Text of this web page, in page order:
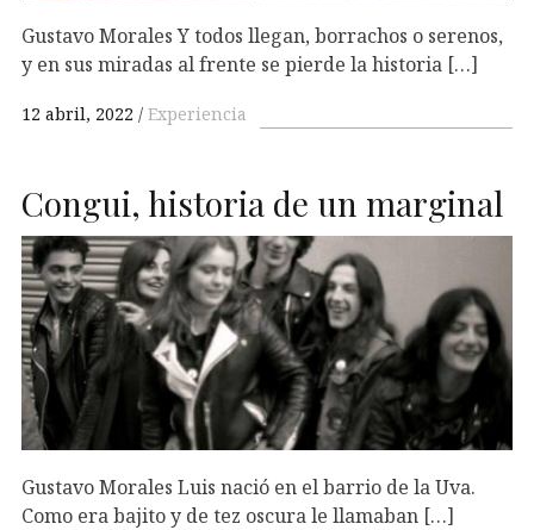
Gustavo Morales Y todos llegan, borrachos o serenos,
y en sus miradas al frente se pierde la historia […]
12 abril, 2022 Experiencia
Congui, historia de un marginal
Gustavo Morales Luis nació en el barrio de la Uva.
Como era bajito y de tez oscura le llamaban […]